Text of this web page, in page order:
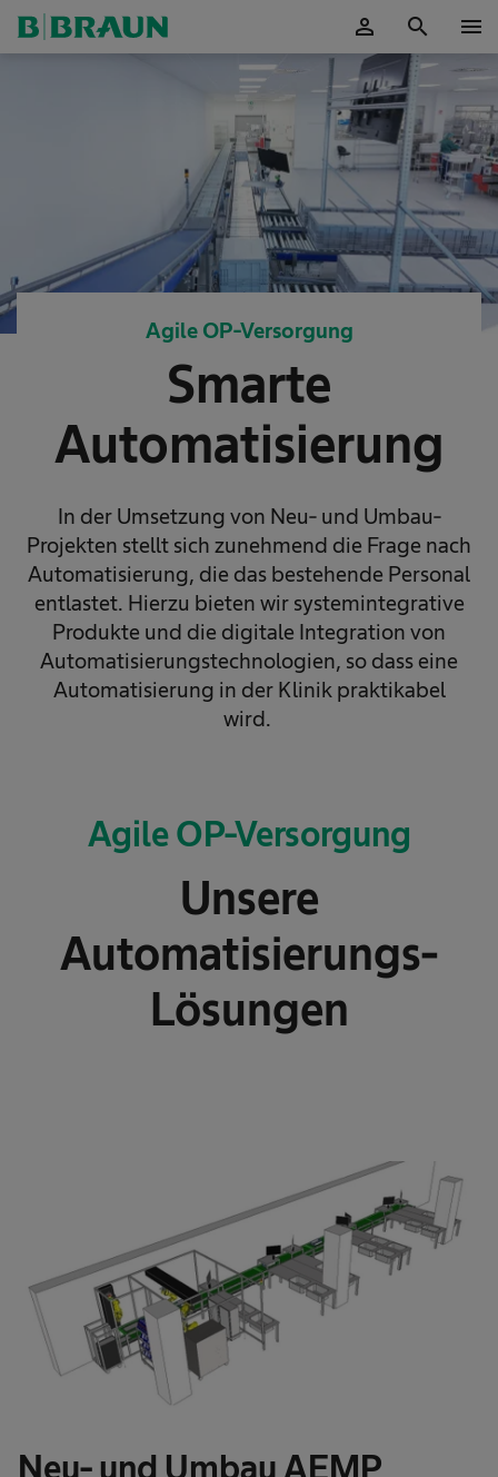
person search menu
Agile OP-Versorgung
Smarte
Automatisierung
In der Umsetzung von Neu- und Umbau-
Projekten stellt sich zunehmend die Frage nach
Automatisierung, die das bestehende Personal
entlastet. Hierzu bieten wir systemintegrative
Produkte und die digitale Integration von
Automatisierungstechnologien, so dass eine
Automatisierung in der Klinik praktikabel
wird.
Agile OP-Versorgung
Unsere
Automatisierungs-
Lösungen
Neu- und Umbau AEMP